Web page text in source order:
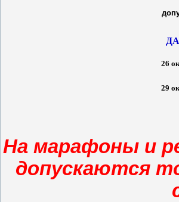
26
29
На марафоны и
допускаются